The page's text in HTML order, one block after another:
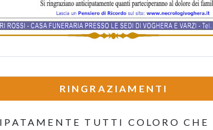
RINGRAZIAMENTI
TUTTI COLORO CHE